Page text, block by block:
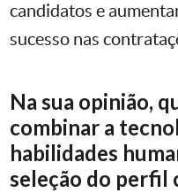
candidatos e
sucesso nas
Na sua opinião,
combinar a
habilidades
seleção do perfil